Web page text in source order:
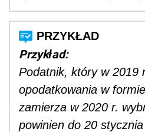
Przykład:
Podatnik, który w 2019
opodatkowania w
zamierza w 2020 r.
powinien do 20